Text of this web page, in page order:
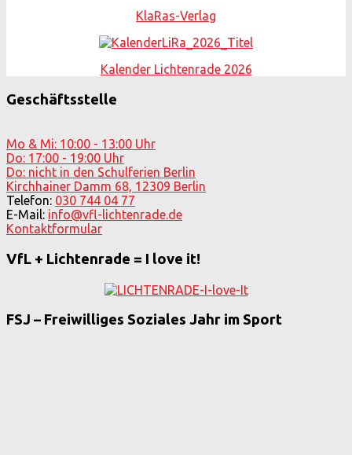
KlaRas-Verlag
Kalender Lichtenrade 2026
Geschäftsstelle
Mo & Mi: 10:00 - 13:00 Uhr
Do: 17:00 - 19:00 Uhr
Do: nicht in den Schulferien Berlin
Kirchhainer Damm 68, 12309 Berlin
Telefon: 030 744 04 77
E-Mail: info@vfl-lichtenrade.de
Kontaktformular
VfL + Lichtenrade = I love it!
FSJ – Freiwilliges Soziales Jahr im Sport